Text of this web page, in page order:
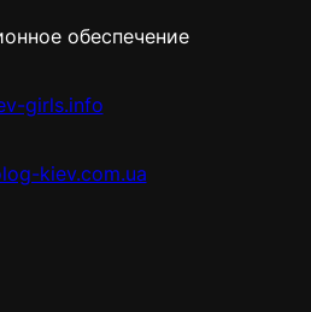
обеспечение
girls.info
kiev.com.ua